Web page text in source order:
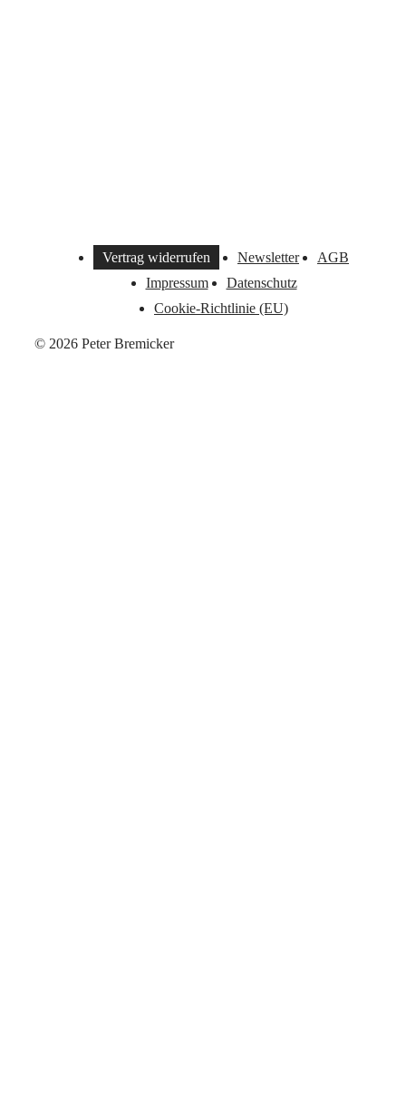
Vertrag widerrufen Newsletter
AGB
Impressum
Datenschutz
Cookie-Richtlinie (EU)
© 2026 Peter Bremicker